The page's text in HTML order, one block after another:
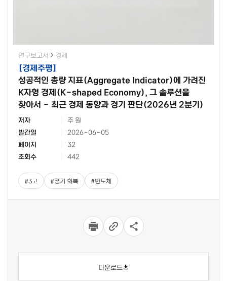
연구보고서 경제
[경제주평]
성공적인 총량 지표(Aggregate Indicator)에 가려진
K자형 경제(K-shaped Economy), 그 솔루션을
찾아서 - 최근 경제 동향과 경기 판단(2026년 2분기)
저자
주 원
발간일
2026-06-05
페이지
32
조회수
442
#3고 #경기 회복 #반도체
다운로드